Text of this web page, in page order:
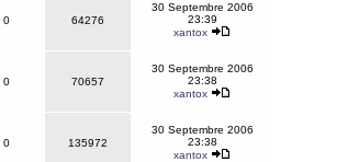
0 64276
30 Septembre 2006
23:39
xantox
0 70657
30 Septembre 2006
23:38
xantox
0 135972
30 Septembre 2006
23:38
xantox